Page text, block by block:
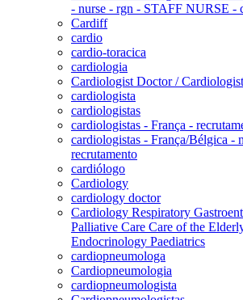
- nurse - rgn - STAFF NURSE -
Cardiff
cardio
cardio-toracica
cardiologia
Cardiologist Doctor / Cardiologist
cardiologista
cardiologistas
cardiologistas - França -
cardiologistas - França/Bélgica -
recrutamento
cardiólogo
Cardiology
cardiology doctor
Cardiology Respiratory
Palliative Care Care of the
Endocrinology Paediatrics
cardiopneumologa
Cardiopneumologia
cardiopneumologista